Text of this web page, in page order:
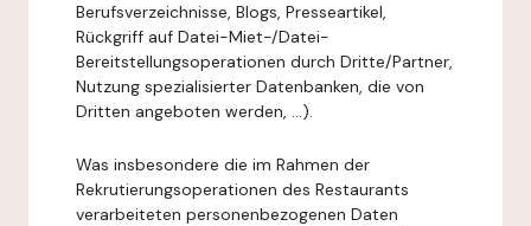
Berufsverzeichnisse, Blogs, Presseartikel,
Rückgriff auf Datei-Miet-/Datei-
Bereitstellungsoperationen durch Dritte/Partner,
Nutzung spezialisierter Datenbanken, die von
Dritten angeboten werden, ...).
Was insbesondere die im Rahmen der
Rekrutierungsoperationen des Restaurants
verarbeiteten personenbezogenen Daten